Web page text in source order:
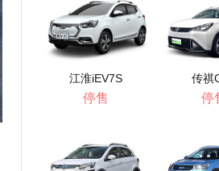
江淮iEV7S
停售
传祺
停